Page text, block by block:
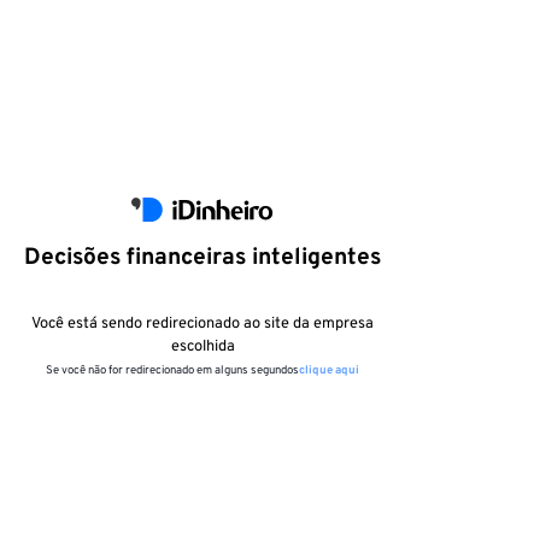
Decisões financeiras inteligentes
Você está sendo redirecionado ao site da empresa
escolhida
Se você não for redirecionado em alguns segundosclique aqui